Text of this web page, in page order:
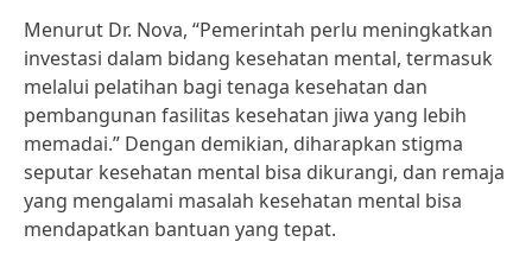
Menurut Dr. Nova, “Pemerintah perlu meningkatkan
investasi dalam bidang kesehatan mental, termasuk
melalui pelatihan bagi tenaga kesehatan dan
pembangunan fasilitas kesehatan jiwa yang lebih
memadai.” Dengan demikian, diharapkan stigma
seputar kesehatan mental bisa dikurangi, dan remaja
yang mengalami masalah kesehatan mental bisa
mendapatkan bantuan yang tepat.